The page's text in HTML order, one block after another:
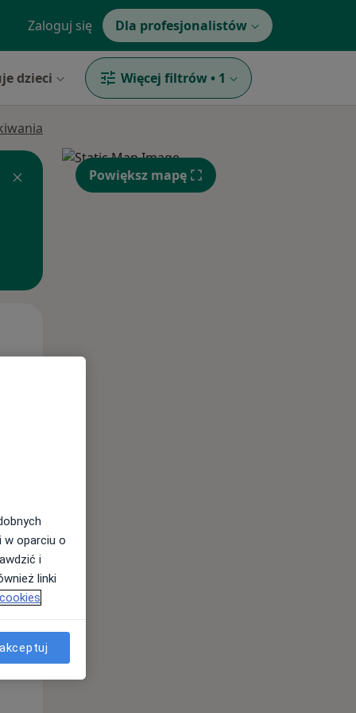
Zaloguj się Dla profesjonalistów
dzieci Więcej filtrów • 1
Wt,
11 Sie
Powiększ mapę
w oparciu o
i
linki